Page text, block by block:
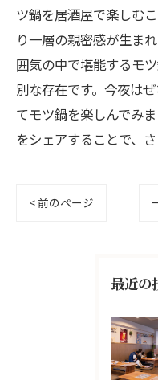
ツ鍋を居酒屋で楽しむ
り一層の親密感が生ま
囲気の中で堪能するモ
別な存在です。今夜は
てモツ鍋を楽しんでみ
をシェアすることで、
< 前のページ
最近の